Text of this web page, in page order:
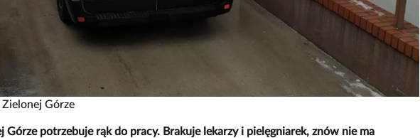
Górze
potrzebuje rąk do pracy. Brakuje lekarzy i pielęgniarek, znów nie ma